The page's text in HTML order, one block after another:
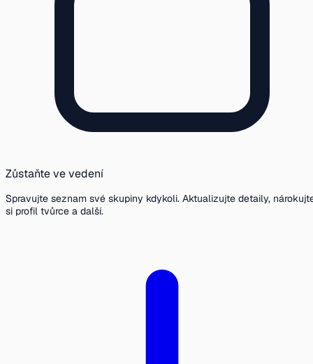
Zůstaňte ve vedení
Spravujte seznam své skupiny kdykoli. Aktualizujte detaily,
si profil tvůrce a další.